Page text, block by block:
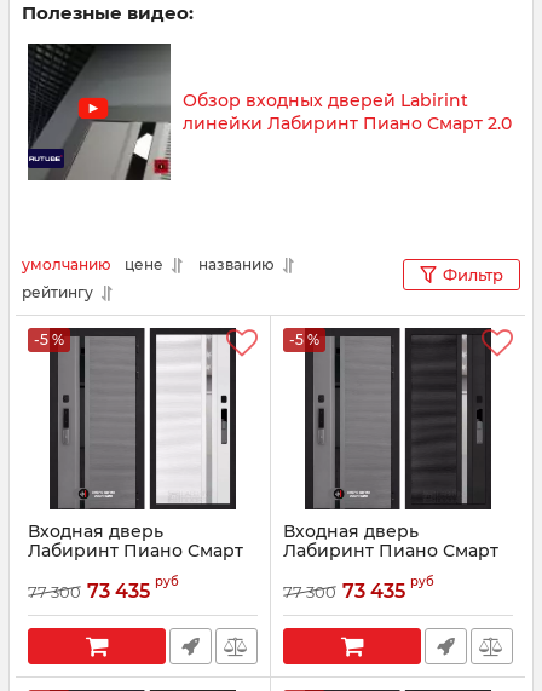
Полезные видео:
Обзор входных дверей Labirint
линейки Лабиринт Пиано Смарт 2.0
умолчанию цене
названию
рейтингу
Фильтр
-5 %
Входная дверь
Лабиринт Пиано Смарт
2.0 - 31 Белый софт
Артикул: 210065
77 300 73 435 руб
-5 %
Входная дверь
Лабиринт Пиано Смарт
2.0 - 31 Черный кварц
Артикул: 210066
77 300 73 435 руб